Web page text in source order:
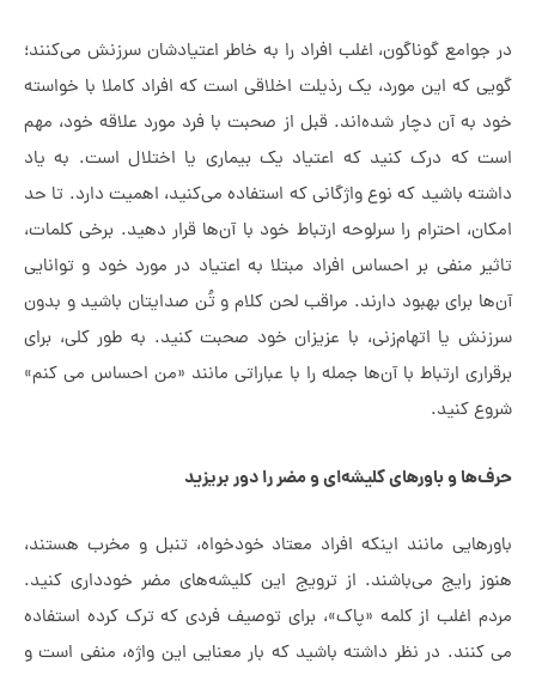
گوناگون، اغلب افراد را به خاطر اعتیادشان سرزنش می‌کنند؛
که این مورد، یک رذیلت اخلاقی است که افراد کاملا با خواسته
به آن دچار شده‌اند. قبل از صحبت با فرد مورد علاقه خود، مهم
که درک کنید که اعتیاد یک بیماری یا اختلال است. به یاد
باشید که نوع واژگانی که استفاده می‌کنید، اهمیت دارد. تا حد
احترام را سرلوحه ارتباط خود با آن‌ها قرار دهید. برخی کلمات،
منفی بر احساس افراد مبتلا به اعتیاد در مورد خود و توانایی
برای بهبود دارند. مراقب لحن کلام و تُن صدایتان باشید و بدون
یا اتهام‌زنی، با عزیزان خود صحبت کنید. به طور کلی، برای
ارتباط با آن‌ها جمله را با عباراتی مانند «من احساس می کنم»
کنید.
و باورهای کلیشه‌ای و مضر را دور بریزید
مانند اینکه افراد معتاد خودخواه، تنبل و مخرب هستند،
رایج می‌باشند. از ترویج این کلیشه‌های مضر خودداری کنید.
اغلب از کلمه «پاک»، برای توصیف فردی که ترک کرده استفاده
کنند. در نظر داشته باشید که بار معنایی این واژه، منفی است و